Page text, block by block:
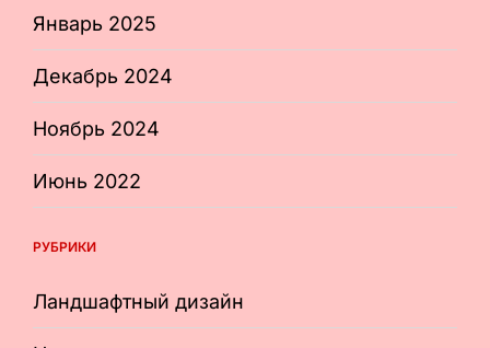
Январь 2025
Декабрь 2024
Ноябрь 2024
Июнь 2022
РУБРИКИ
Ландшафтный дизайн